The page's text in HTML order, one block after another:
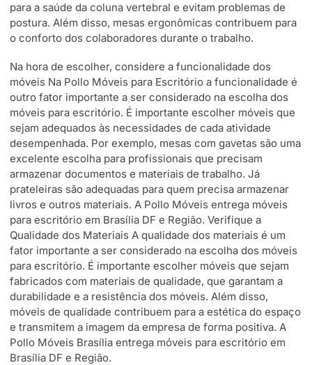
para a saúde da coluna vertebral e evitam problemas de
postura. Além disso, mesas ergonômicas contribuem para
o conforto dos colaboradores durante o trabalho.
Na hora de escolher, considere a funcionalidade dos
móveis Na Pollo Móveis para Escritório a funcionalidade é
outro fator importante a ser considerado na escolha dos
móveis para escritório. É importante escolher móveis que
sejam adequados às necessidades de cada atividade
desempenhada. Por exemplo, mesas com gavetas são uma
excelente escolha para profissionais que precisam
armazenar documentos e materiais de trabalho. Já
prateleiras são adequadas para quem precisa armazenar
livros e outros materiais. A Pollo Móveis entrega móveis
para escritório em Brasília DF e Região. Verifique a
Qualidade dos Materiais A qualidade dos materiais é um
fator importante a ser considerado na escolha dos móveis
para escritório. É importante escolher móveis que sejam
fabricados com materiais de qualidade, que garantam a
durabilidade e a resistência dos móveis. Além disso,
móveis de qualidade contribuem para a estética do espaço
e transmitem a imagem da empresa de forma positiva. A
Pollo Móveis Brasília entrega móveis para escritório em
Brasília DF e Região.